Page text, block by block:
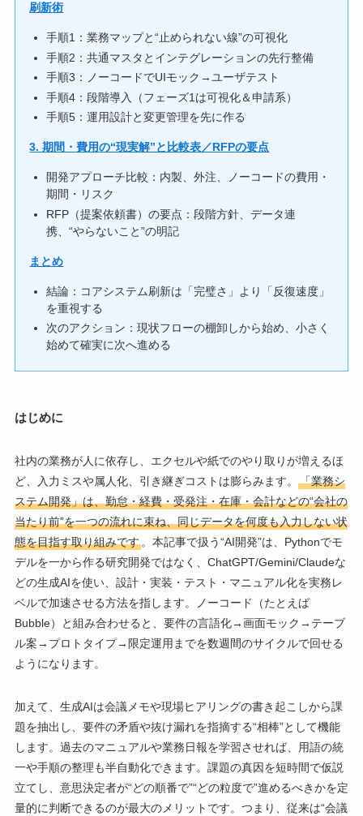
刷新術
手順1：業務マップと“止められない線”の可視化
手順2：共通マスタとインテグレーションの先行整備
手順3：ノーコードでUIモック→ユーザテスト
手順4：段階導入（フェーズ1は可視化＆申請系）
手順5：運用設計と変更管理を先に作る
3. 期間・費用の“現実解”と比較表／RFPの要点
開発アプローチ比較：内製、外注、ノーコードの費用・
期間・リスク
RFP（提案依頼書）の要点：段階方針、データ連
携、“やらないこと”の明記
まとめ
結論：コアシステム刷新は「完璧さ」より「反復速度」
を重視する
次のアクション：現状フローの棚卸しから始め、小さく
始めて確実に次へ進める
はじめに
社内の業務が人に依存し、エクセルや紙でのやり取りが増えるほ
ど、入力ミスや属人化、引き継ぎコストは膨らみます。
「業務シ
ステム開発」は、勤怠・経費・受発注・在庫・会計などの“会社の
当たり前”を一つの流れに束ね、同じデータを何度も入力しない状
態を目指す取り組みです。本記事で扱う“AI開発”は、Pythonでモ
デルを一から作る研究開発ではなく、ChatGPT/Gemini/Claudeな
どの生成AIを使い、設計・実装・テスト・マニュアル化を実務レ
ベルで加速させる方法を指します。ノーコード（たとえば
Bubble）と組み合わせると、要件の言語化→画面モック→テーブ
ル案→プロトタイプ→限定運用までを数週間のサイクルで回せる
ようになります。
加えて、生成AIは会議メモや現場ヒアリングの書き起こしから課
題を抽出し、要件の矛盾や抜け漏れを指摘する“相棒”として機能
します。過去のマニュアルや業務日報を学習させれば、用語の統
一や手順の整理も半自動化できます。課題の真因を短時間で仮説
立てし、意思決定者が“どの順番で”“どの粒度で”進めるべきかを定
量的に判断できるのが最大のメリットです。つまり、従来は“会議